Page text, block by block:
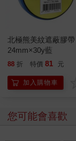
北極熊美紋遮蔽膠帶
24mm×30y藍
88 折 特價 81 元
加入購物車
您可能會喜歡